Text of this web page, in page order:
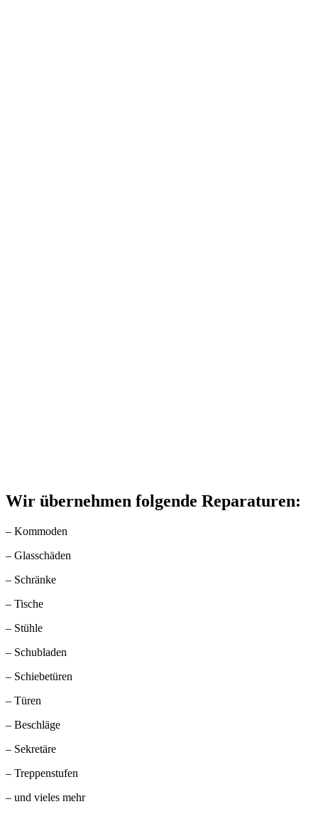
Wir übernehmen folgende Reparaturen:
– Kommoden
– Glasschäden
– Schränke
– Tische
– Stühle
– Schubladen
– Schiebetüren
– Türen
– Beschläge
– Sekretäre
– Treppenstufen
– und vieles mehr